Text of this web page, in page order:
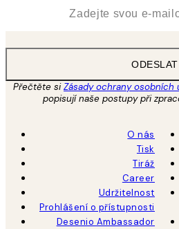
ODESLAT
Přečtěte siZásady ochrany osobních
popisují naše postupy při
O nás
Tisk
Tiráž
Career
Udržitelnost
Prohlášení o přístupnosti
Desenio Ambassador